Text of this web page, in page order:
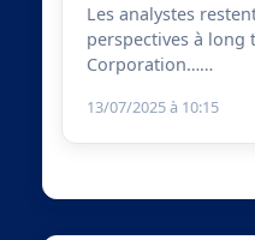
Les analystes
perspectives à long
Corporation……
13/07/2025 à 10:15